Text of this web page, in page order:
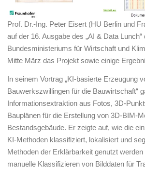
Prof. Dr.-Ing. Peter Eisert (HU Berlin und
auf der 16. Ausgabe des „AI & Data Lunch“
Bundesministeriums für Wirtschaft und
Mitte März das Projekt sowie einige
In seinem Vortrag „KI-basierte Erzeugung
Bauwerkszwillingen für die Bauwirtschaft“
Informationsextraktion aus Fotos, 3D-
Bauplänen für die Erstellung von 3D-BIM-
Bestandsgebäude. Er zeigte auf, wie die
KI-Methoden klassifiziert, lokalisiert und
Methoden der Erklärbarkeit genutzt
manuelle Klassifizieren von Bilddaten für